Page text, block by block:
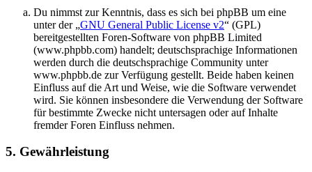
Du nimmst zur Kenntnis, dass es sich bei phpBB um eine
unter der „GNU General Public License v2“ (GPL)
bereitgestellten Foren-Software von phpBB Limited
(www.phpbb.com) handelt; deutschsprachige Informationen
werden durch die deutschsprachige Community unter
www.phpbb.de zur Verfügung gestellt. Beide haben keinen
Einfluss auf die Art und Weise, wie die Software verwendet
wird. Sie können insbesondere die Verwendung der Software
für bestimmte Zwecke nicht untersagen oder auf Inhalte
fremder Foren Einfluss nehmen.
5. Gewährleistung